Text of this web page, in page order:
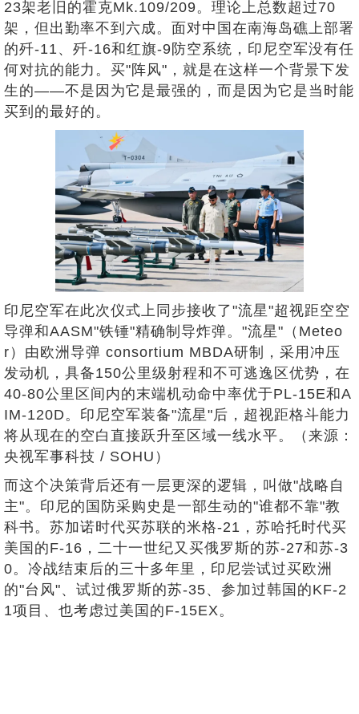
23架老旧的霍克Mk.109/209。理论上总数超过70
架，但出勤率不到六成。面对中国在南海岛礁上部署
的歼-11、歼-16和红旗-9防空系统，印尼空军没有任
何对抗的能力。买"阵风"，就是在这样一个背景下发
生的——不是因为它是最强的，而是因为它是当时能
买到的最好的。
印尼空军在此次仪式上同步接收了"流星"超视距空空
导弹和AASM"铁锤"精确制导炸弹。"流星"（Meteo
r）由欧洲导弹 consortium MBDA研制，采用冲压
发动机，具备150公里级射程和不可逃逸区优势，在
40-80公里区间内的末端机动命中率优于PL-15E和A
IM-120D。印尼空军装备"流星"后，超视距格斗能力
将从现在的空白直接跃升至区域一线水平。（来源：
央视军事科技 / SOHU）
而这个决策背后还有一层更深的逻辑，叫做"战略自
主"。印尼的国防采购史是一部生动的"谁都不靠"教
科书。苏加诺时代买苏联的米格-21，苏哈托时代买
美国的F-16，二十一世纪又买俄罗斯的苏-27和苏-3
0。冷战结束后的三十多年里，印尼尝试过买欧洲
的"台风"、试过俄罗斯的苏-35、参加过韩国的KF-2
1项目、也考虑过美国的F-15EX。